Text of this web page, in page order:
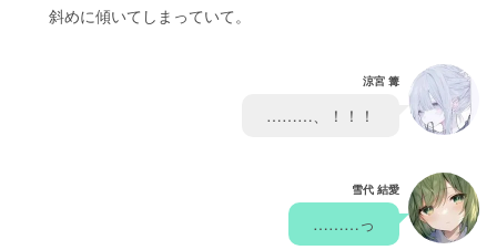
斜めに傾いてしまっていて。
涼宮 篝
………、！！！
雪代 結愛
………っ